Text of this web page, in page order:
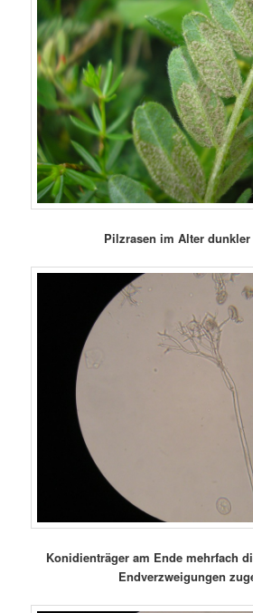
Pilzrasen im Alter dunkler
Konidienträger am Ende mehrfach
Endverzweigungen